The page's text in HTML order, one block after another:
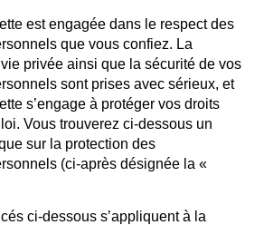
est engagée dans le respect des
que vous confiez. La
privée ainsi que la sécurité de vos
sont prises avec sérieux, et
s’engage à protéger vos droits
Vous trouverez ci-dessous un
sur la protection des
(ci-après désignée la «
ci-dessous s’appliquent à la